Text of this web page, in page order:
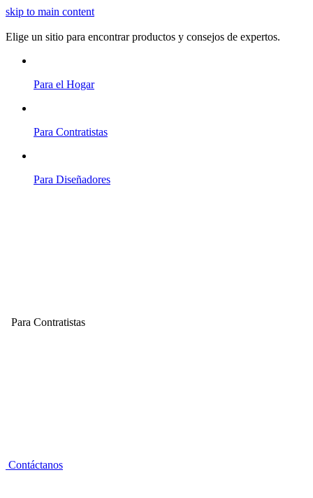
skip to main content
Elige un sitio para encontrar productos y consejos de expertos.
Para el Hogar
Para Contratistas
Para Diseñadores
Para Contratistas
Contáctanos